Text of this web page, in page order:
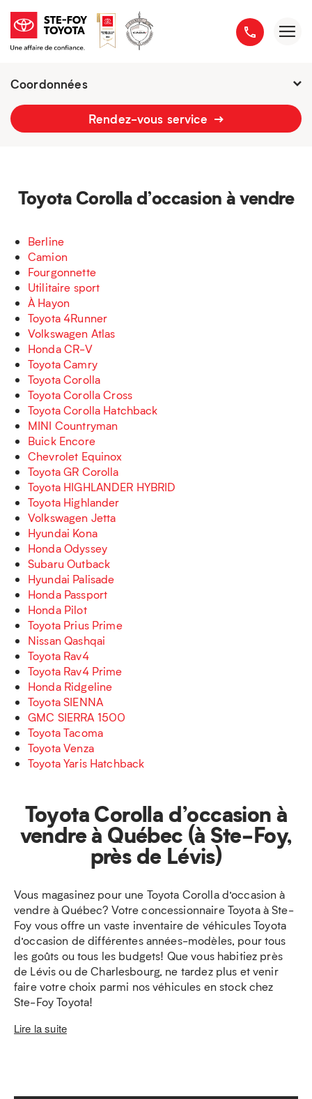
Coordonnées
Présentement ouvert jusqu'à 18h
Rendez-vous service
Toyota Corolla d’occasion à vendre
Berline
Camion
Fourgonnette
Utilitaire sport
À Hayon
Toyota 4Runner
Volkswagen Atlas
Honda CR-V
Toyota Camry
Toyota Corolla
Toyota Corolla Cross
Toyota Corolla Hatchback
MINI Countryman
Buick Encore
Chevrolet Equinox
Toyota GR Corolla
Toyota HIGHLANDER HYBRID
Toyota Highlander
Volkswagen Jetta
Hyundai Kona
Honda Odyssey
Subaru Outback
Hyundai Palisade
Honda Passport
Honda Pilot
Toyota Prius Prime
Nissan Qashqai
Toyota Rav4
Toyota Rav4 Prime
Honda Ridgeline
Toyota SIENNA
GMC SIERRA 1500
Toyota Tacoma
Toyota Venza
Toyota Yaris Hatchback
Toyota Corolla d’occasion à
vendre à Québec (à Ste-Foy,
près de Lévis)
Vous magasinez pour une Toyota Corolla d’occasion à
vendre à Québec? Votre concessionnaire Toyota à Ste-
Foy vous offre un vaste inventaire de véhicules Toyota
d’occasion de différentes années-modèles, pour tous
les goûts ou tous les budgets! Que vous habitiez près
de Lévis ou de Charlesbourg, ne tardez plus et venir
faire votre choix parmi nos véhicules en stock chez
Ste-Foy Toyota!
Lire la suite